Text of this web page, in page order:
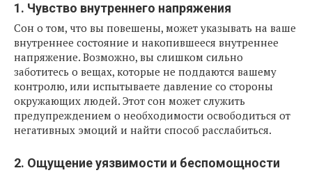
1. Чувство внутреннего напряжения
Сон о том, что вы повешены, может указывать на ваше
внутреннее состояние и накопившееся внутреннее
напряжение. Возможно, вы слишком сильно
заботитесь о вещах, которые не поддаются вашему
контролю, или испытываете давление со стороны
окружающих людей. Этот сон может служить
предупреждением о необходимости освободиться от
негативных эмоций и найти способ расслабиться.
2. Ощущение уязвимости и беспомощности